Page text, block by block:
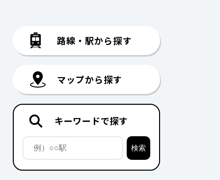
路線・駅から探す
マップから探す
キーワードで探す